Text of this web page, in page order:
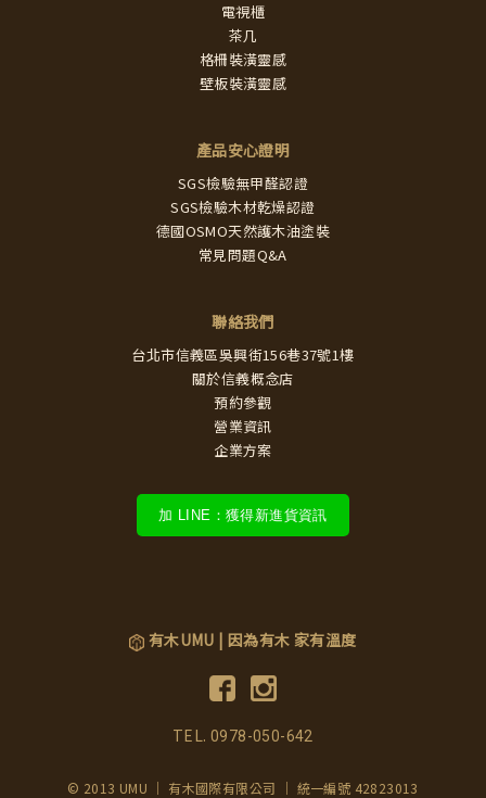
電視櫃
茶几
格柵裝潢靈感
壁板裝潢靈感
產品安心證明
SGS檢驗無甲醛認證
SGS檢驗木材乾燥認證
德國OSMO天然護木油塗裝
常見問題Q&A
聯絡我們
台北市信義區吳興街156巷37號1樓
關於信義概念店
預約參觀
營業資訊
企業方案
加 LINE：獲得新進貨資訊
有木UMU | 因為有木 家有溫度
TEL.0978-050-642
© 2013 UMU ｜ 有木國際有限公司 ｜ 統一編號 42823013